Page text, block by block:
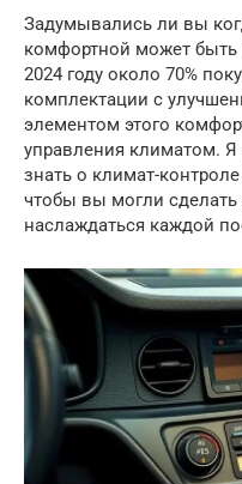
Задумывались ли вы
комфортной может быть
2024 году около 70%
комплектации с
элементом этого
управления климатом. Я
знать о климат-
чтобы вы могли
наслаждаться каждой